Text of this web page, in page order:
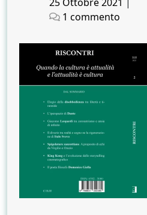
on 1 commento
o
Morte.